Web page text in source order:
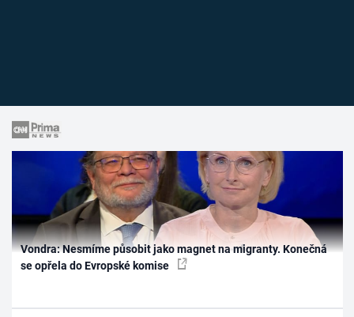
Vondra: Nesmíme působit jako magnet na migranty. Konečná
se opřela do Evropské komise